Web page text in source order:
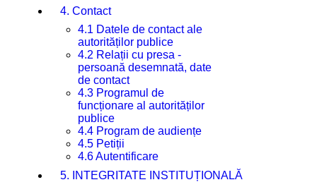
4. Contact
4.1 Datele de contact ale
autorităților publice
4.2 Relații cu presa -
persoană desemnată, date
de contact
4.3 Programul de
funcționare al autorităților
publice
4.4 Program de audiențe
4.5 Petiții
4.6 Autentificare
5. INTEGRITATE INSTITUȚIONALĂ